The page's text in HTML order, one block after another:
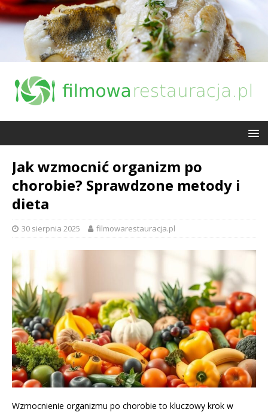
Jak wzmocnić organizm po
chorobie? Sprawdzone metody i
dieta
30 sierpnia 2025 filmowarestauracja.pl
Wzmocnienie organizmu po chorobie to kluczowy krok w